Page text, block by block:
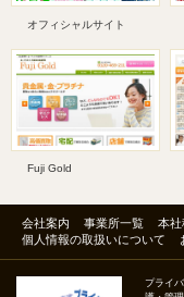
オフィシャルサイト
Fuji Gold
会社案内 事業所一覧 本社
個人情報の取扱いについて
プライ